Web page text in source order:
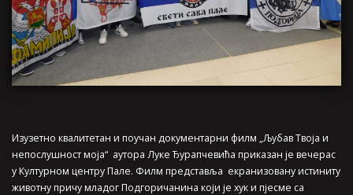
Изузетно квалитетан и поучан документарни филм „Љубав Твоја и
непослушност моја“ аутора Луке Ђурапчевића приказан је вечерас
у Културном центру Пале. Филм представља екранизовану истиниту
животну причу младог Подгоричанина који је хук и пјесме са